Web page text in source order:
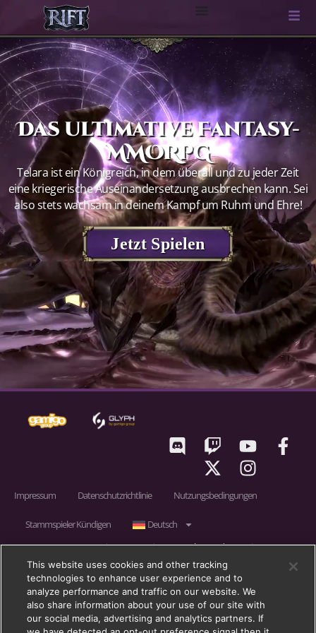
Das ultimative Fantasy-
MMORPG
Telara ist ein Königreich, in dem überall und zu jeder Zeit
eine kriegerische Auseinandersetzung ausbrechen kann. Sei
also stets wachsam in deinem Kampf um Ruhm und Ehre!
Jetzt Spielen
Impressum Datenschutzrichtlinie Nutzungsbedingungen
Stammspieler Kündigen
Deutsch
RIFT © 2011 – 2026 gamigo US Inc., ein Unternehmen der gamigo group.
gamigo ist eine eingetragene Marke der gamigo AG in Deutschland,
Großbritannien und in der Europäischen Union. gamigo group ist eine
eingetragene Marke der gamigo AG in Deutschland, Großbritannien und in
der Europäischen Union.
This website uses cookies and other tracking
technologies to enhance user experience and to
analyze performance and traffic on our website. We
also share information about your use of our site with
our social media, advertising and analytics partners. If